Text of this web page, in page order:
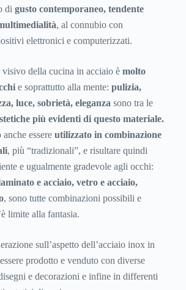
di gusto contemporaneo, tendente
, al connubio con
elettronici e computerizzati.
visivo della cucina in acciaio è molto
e soprattutto alla mente: pulizia,
luce, sobrietà, eleganza sono tra le
più evidenti di questo materiale.
essere utilizzato in combinazione
, più “tradizionali”, e risultare quindi
e ugualmente gradevole agli occhi:
e acciaio, vetro e acciaio,
, sono tutte combinazioni possibili e
limite alla fantasia.
sull’aspetto dell’acciaio inox in
prodotto e venduto con diverse
e decorazioni e infine in differenti